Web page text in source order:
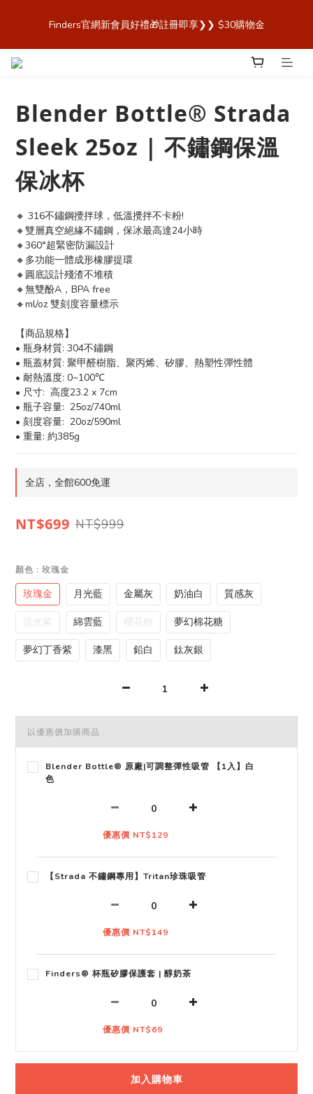
商城，購買最安心！】
Finders官網新會員好禮🎁註冊即享❯❯ $30購物金
歡迎來到 Finders🎉【Blender Bottle x Owala 台灣官方代理直營
Blender Bottle® Strada
Sleek 25oz | 不鏽鋼保溫
保冰杯
🔸 316不鏽鋼攪拌球，低溫攪拌不卡粉!
🔸雙層真空絕緣不鏽鋼，保冰最高達24小時
🔸360°超緊密防漏設計
🔸多功能一體成形橡膠提環
🔸圓底設計殘渣不堆積
🔸無雙酚A，BPA free
🔸ml/oz 雙刻度容量標示
【商品規格】
• 瓶身材質: 304不鏽鋼
• 瓶蓋材質: 聚甲醛樹脂、聚丙烯、矽膠、熱塑性彈性體
• 耐熱溫度: 0~100℃
• 尺寸:  高度23.2 x 7cm
• 瓶子容量:  25oz/740ml
• 刻度容量:  20oz/590ml
• 重量: 約385g
全店，全館600免運
NT$699 NT$999
顏色 : 玫瑰金
玫瑰金 月光藍 金屬灰 奶油白 質感灰
流光紫 綿雲藍 櫻花粉 夢幻棉花糖
夢幻丁香紫 漆黑 鉛白 鈦灰銀
以優惠價加購商品
Blender Bottle® 原廠|可調整彈性吸管 【1入】白
色
優惠價 NT$129
【Strada 不鏽鋼專用】Tritan珍珠吸管
優惠價 NT$149
Finders® 杯瓶矽膠保護套 | 醇奶茶
優惠價 NT$69
加入購物車